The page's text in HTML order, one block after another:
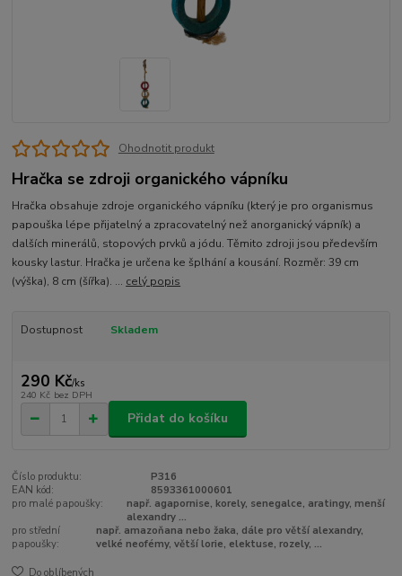
Ohodnotit produkt
Hračka se zdroji organického vápníku
Hračka obsahuje zdroje organického vápníku (který je pro organismus
papouška lépe přijatelný a zpracovatelný než anorganický vápník) a
dalších minerálů, stopových prvků a jódu. Těmito zdroji jsou především
kousky lastur. Hračka je určena ke šplhání a kousání. Rozměr: 39 cm
(výška), 8 cm (šířka). ... celý popis
Dostupnost Skladem
290 Kč/ks
240 Kč bez DPH
Přidat do košíku
Číslo produktu:
P316
EAN kód:
8593361000601
pro malé papoušky:
např. agapornise, korely, senegalce, aratingy, menší
alexandry ...
pro střední
papoušky:
např. amazoňana nebo žaka, dále pro větší alexandry,
velké neofémy, větší lorie, elektuse, rozely, ...
Do oblíbených